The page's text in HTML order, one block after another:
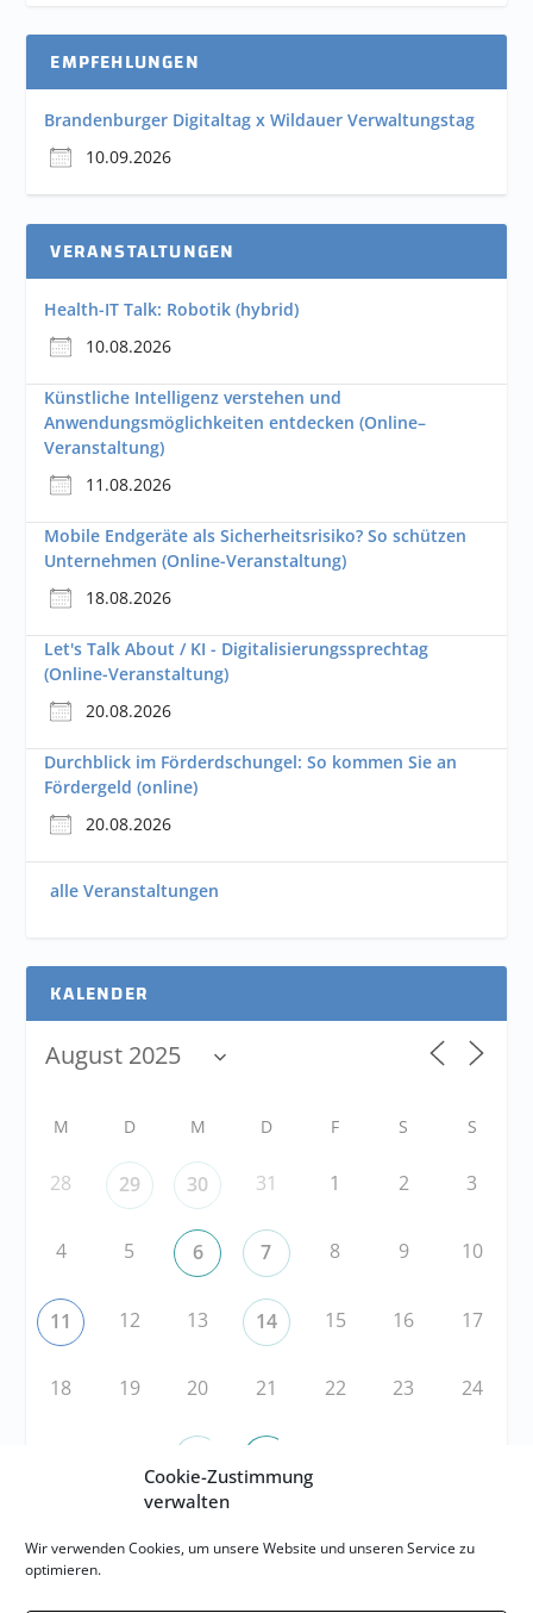
Cookie-Zustimmung
verwalten
Wir verwenden Cookies, um unsere Website und unseren Service zu
optimieren.
EMPFEHLUNGEN
Brandenburger Digitaltag x Wildauer Verwaltungstag
10.09.2026
VERANSTALTUNGEN
Health-IT Talk: Robotik (hybrid)
10.08.2026
Künstliche Intelligenz verstehen und
Anwendungsmöglichkeiten entdecken (Online–
Veranstaltung)
11.08.2026
Mobile Endgeräte als Sicherheitsrisiko? So schützen
Unternehmen (Online-Veranstaltung)
18.08.2026
Let's Talk About / KI - Digitalisierungssprechtag
(Online-Veranstaltung)
20.08.2026
Durchblick im Förderdschungel: So kommen Sie an
Fördergeld (online)
20.08.2026
alle Veranstaltungen
KALENDER
M D M D F S S
28 29 30 31 1 2 3
4 5 6 7 8 9 10
11 12 13 14 15 16 17
18 19 20 21 22 23 24
RSS